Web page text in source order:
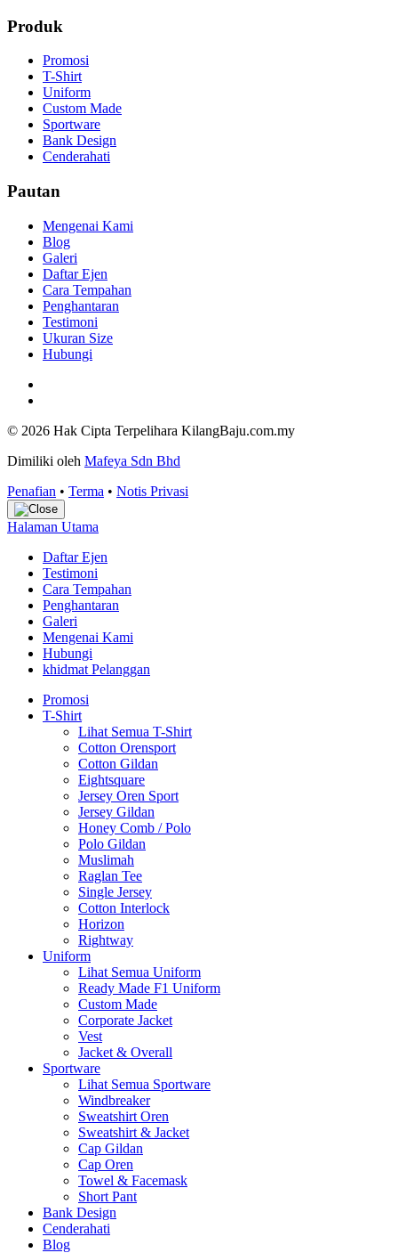
Produk
Promosi
T-Shirt
Uniform
Custom Made
Sportware
Bank Design
Cenderahati
Pautan
Mengenai Kami
Blog
Galeri
Daftar Ejen
Cara Tempahan
Penghantaran
Testimoni
Ukuran Size
Hubungi
© 2026 Hak Cipta Terpelihara KilangBaju.com.my
Dimiliki oleh Mafeya Sdn Bhd
Penafian • Terma • Notis Privasi
Halaman Utama
Daftar Ejen
Testimoni
Cara Tempahan
Penghantaran
Galeri
Mengenai Kami
Hubungi
khidmat Pelanggan
Promosi
T-Shirt
Lihat Semua T-Shirt
Cotton Orensport
Cotton Gildan
Eightsquare
Jersey Oren Sport
Jersey Gildan
Honey Comb / Polo
Polo Gildan
Muslimah
Raglan Tee
Single Jersey
Cotton Interlock
Horizon
Rightway
Uniform
Lihat Semua Uniform
Ready Made F1 Uniform
Custom Made
Corporate Jacket
Vest
Jacket & Overall
Sportware
Lihat Semua Sportware
Windbreaker
Sweatshirt Oren
Sweatshirt & Jacket
Cap Gildan
Cap Oren
Towel & Facemask
Short Pant
Bank Design
Cenderahati
Blog